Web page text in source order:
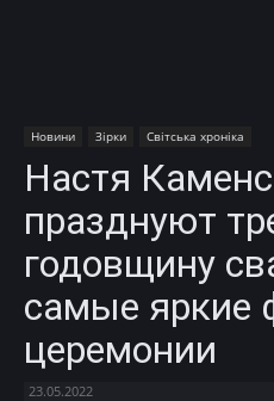
Новини Зірки Світська хроніка
Настя
празднуют
годовщину
самые яркие
церемонии
23.05.2022